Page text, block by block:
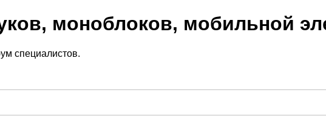
моноблоков, мобильной
специалистов.